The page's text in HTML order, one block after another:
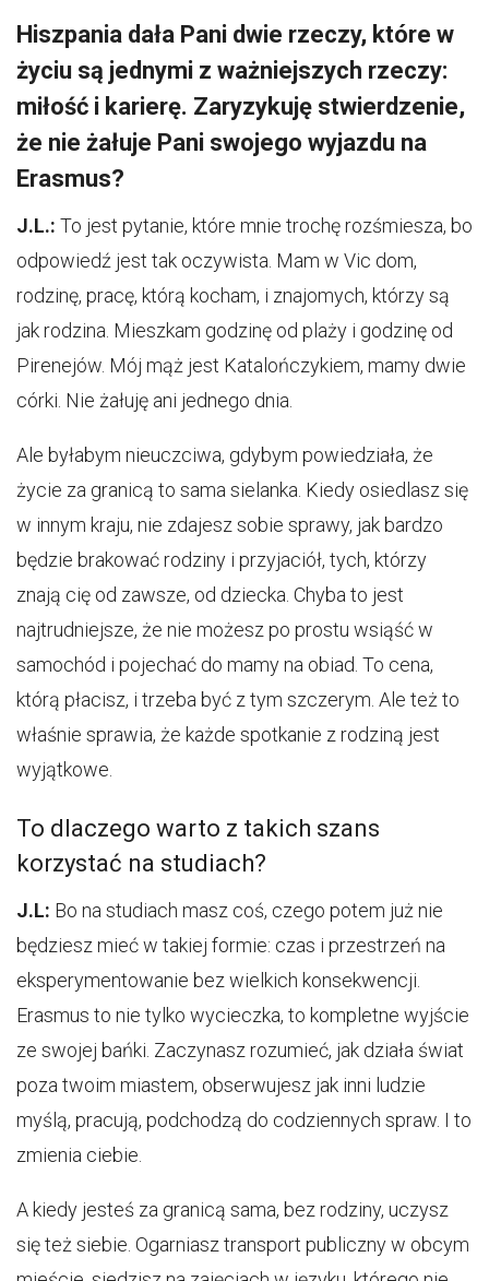
Hiszpania dała Pani dwie rzeczy, które w
życiu są jednymi z ważniejszych rzeczy:
miłość i karierę. Zaryzykuję stwierdzenie,
że nie żałuje Pani swojego wyjazdu na
Erasmus?
J.L.: To jest pytanie, które mnie trochę rozśmiesza, bo
odpowiedź jest tak oczywista. Mam w Vic dom,
rodzinę, pracę, którą kocham, i znajomych, którzy są
jak rodzina. Mieszkam godzinę od plaży i godzinę od
Pirenejów. Mój mąż jest Katalończykiem, mamy dwie
córki. Nie żałuję ani jednego dnia.
Ale byłabym nieuczciwa, gdybym powiedziała, że
życie za granicą to sama sielanka. Kiedy osiedlasz się
w innym kraju, nie zdajesz sobie sprawy, jak bardzo
będzie brakować rodziny i przyjaciół, tych, którzy
znają cię od zawsze, od dziecka. Chyba to jest
najtrudniejsze, że nie możesz po prostu wsiąść w
samochód i pojechać do mamy na obiad. To cena,
którą płacisz, i trzeba być z tym szczerym. Ale też to
właśnie sprawia, że każde spotkanie z rodziną jest
wyjątkowe.
To dlaczego warto z takich szans
korzystać na studiach?
J.L: Bo na studiach masz coś, czego potem już nie
będziesz mieć w takiej formie: czas i przestrzeń na
eksperymentowanie bez wielkich konsekwencji.
Erasmus to nie tylko wycieczka, to kompletne wyjście
ze swojej bańki. Zaczynasz rozumieć, jak działa świat
poza twoim miastem, obserwujesz jak inni ludzie
myślą, pracują, podchodzą do codziennych spraw. I to
zmienia ciebie.
A kiedy jesteś za granicą sama, bez rodziny, uczysz
się też siebie. Ogarniasz transport publiczny w obcym